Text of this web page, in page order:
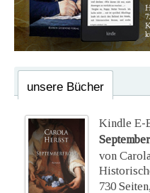
unsere Bücher
Kindle E-
von
730 Seiten,